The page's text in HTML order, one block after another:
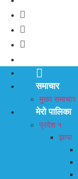
समाचार
मुख्य समाचार
मेरो पालिका
प्रदेश १
झापा